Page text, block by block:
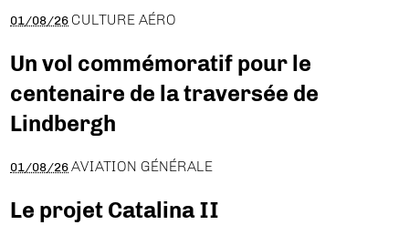
01/08/26 CULTURE AÉRO
Un vol commémoratif pour le
centenaire de la traversée de
Lindbergh
01/08/26 AVIATION GÉNÉRALE
Le projet Catalina II